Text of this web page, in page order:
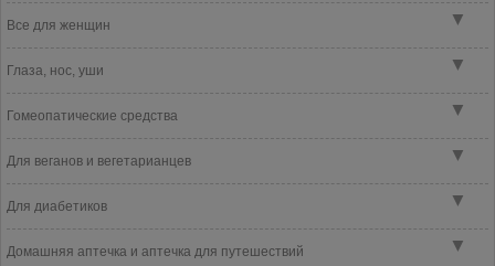
▼
Все для женщин
▼
Глаза, нос, уши
▼
Гомеопатические средства
▼
Для веганов и вегетарианцев
▼
Для диабетиков
▼
Домашняя аптечка и аптечка для путешествий